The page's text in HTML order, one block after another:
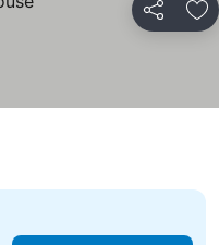
Partager